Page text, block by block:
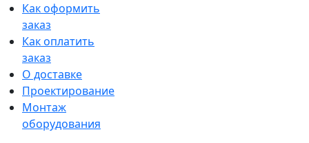
Как оформить
заказ
Как оплатить
заказ
О доставке
Проектирование
Монтаж
оборудования